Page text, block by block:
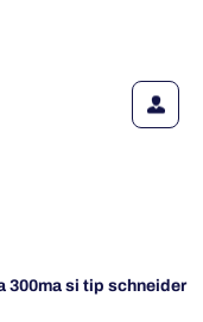
300ma si tip schneider